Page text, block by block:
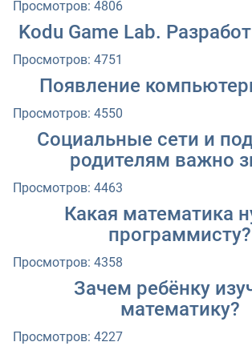
Просмотров: 4806
Kodu Game Lab.
Просмотров: 4751
Появление
Просмотров: 4550
Социальные сети и
родителям важно
Просмотров: 4463
Какая математика
программисту?
Просмотров: 4358
Зачем ребёнку
математику?
Просмотров: 4227